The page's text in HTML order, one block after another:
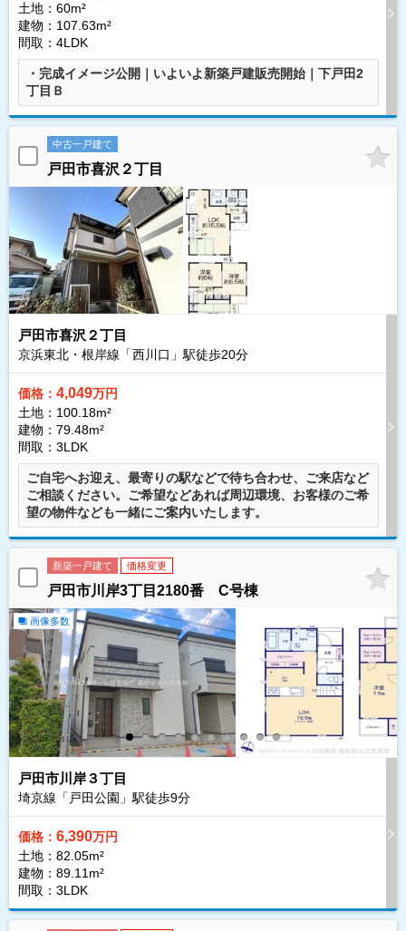
土地：60m²
建物：107.63m²
間取：4LDK
・完成イメージ公開｜いよいよ新築戸建販売開始｜下戸田2
丁目Ｂ
中古一戸建て
戸田市喜沢２丁目
戸田市喜沢２丁目
京浜東北・根岸線「西川口」駅徒歩20分
価格： 4,049万円
土地：100.18m²
建物：79.48m²
間取：3LDK
ご自宅へお迎え、最寄りの駅などで待ち合わせ、ご来店など
ご相談ください。ご希望などあれば周辺環境、お客様のご希
望の物件なども一緒にご案内いたします。
新築一戸建て 価格変更
戸田市川岸3丁目2180番 C号棟
画像多数
戸田市川岸３丁目
埼京線「戸田公園」駅徒歩9分
価格： 6,390万円
土地：82.05m²
建物：89.11m²
間取：3LDK